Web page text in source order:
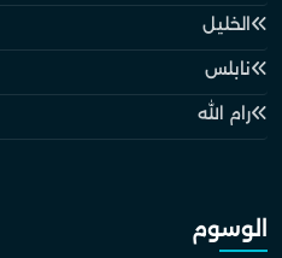
الخليل
نابلس
رام الله
الوسوم